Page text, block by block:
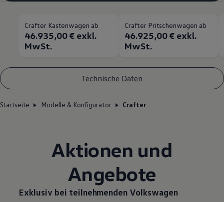
Crafter Kastenwagen ab
46.935,00 € exkl.
MwSt.
Crafter Pritschenwagen ab
46.925,00 € exkl.
MwSt.
Technische Daten
Startseite Modelle & Konfigurator Crafter
Aktionen und
Angebote
Exklusiv bei teilnehmenden Volkswagen